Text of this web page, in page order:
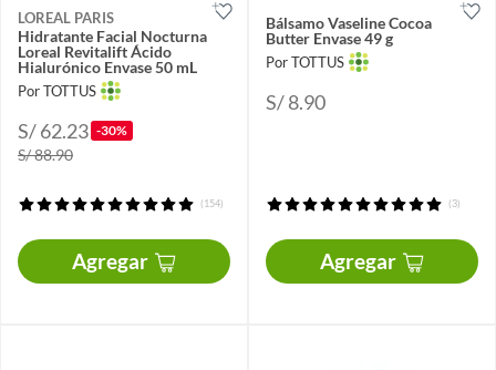
LOREAL PARIS
Hidratante Facial Nocturna
Loreal Revitalift Ácido
Hialurónico Envase 50 mL
Por TOTTUS
S/ 62.23 -30%
S/ 88.90
(154)
Agregar
Bálsamo Vaseline Cocoa
Butter Envase 49 g
Por TOTTUS
S/ 8.90
(3)
Agregar